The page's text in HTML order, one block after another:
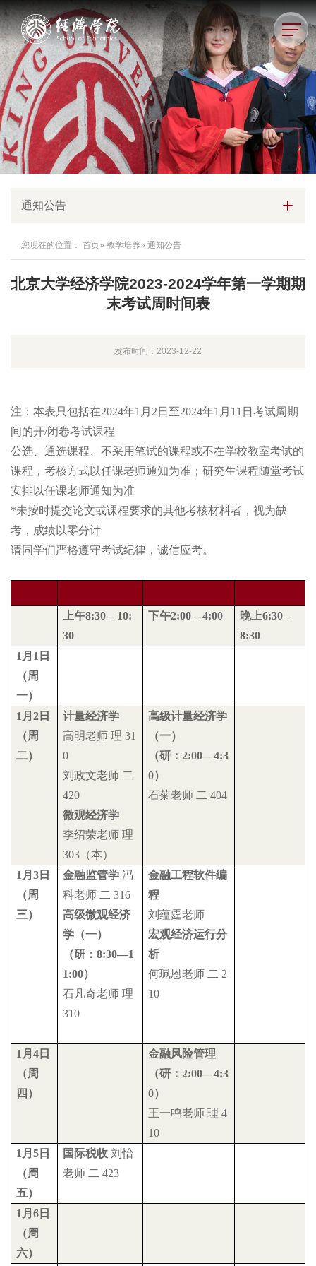
通知公告
您现在的位置： 首页» 教学培养» 通知公告
北京大学经济学院2023-2024学年第一学期期
末考试周时间表
发布时间：2023-12-22
注：本表只包括在2024年1月2日至2024年1月11日考试周期
间的开/闭卷考试课程
公选、通选课程、不采用笔试的课程或不在学校教室考试的
课程，考核方式以任课老师通知为准；研究生课程随堂考试
安排以任课老师通知为准
*未按时提交论文或课程要求的其他考核材料者，视为缺
考，成绩以零分计
请同学们严格遵守考试纪律，诚信应考。
上午8:30 – 10:
30
下午2:00 – 4:00 晚上6:30 –
8:30
1 月 1 日
（周
一）
1 月2 日
（周
二）
计量经济学
高明老师 理 31
0
刘政文老师 二
420
微观经济学
李绍荣老师 理
303 （本）
高级计量经济学
（一）
（研：2:00—4:3
0）
石菊老师 二 404
1 月3 日
（周
三）
金融监管学 冯
科老师 二 316
高级微观经济
学（一）
（研：8:30—1
1:00）
石凡奇老师 理
310
金融工程软件编
程
刘蕴霆老师
宏观经济运行分
析
何珮恩老师 二 2
10
1 月4 日
（周
四）
金融风险管理
（研：2:00—4:3
0）
王一鸣老师 理 4
10
1 月5 日
（周
五）
国际税收 刘怡
老师 二 423
1 月6 日
（周
六）